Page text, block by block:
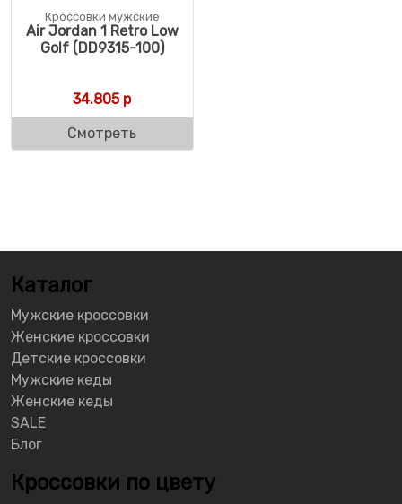
Кроссовки мужские
Air Jordan 1 Retro Low
Golf (DD9315-100)
34.805р
Смотреть
Каталог
Мужские кроссовки
Женские кроссовки
Детские кроссовки
Мужские кеды
Женские кеды
SALE
Блог
Кроссовки по цвету